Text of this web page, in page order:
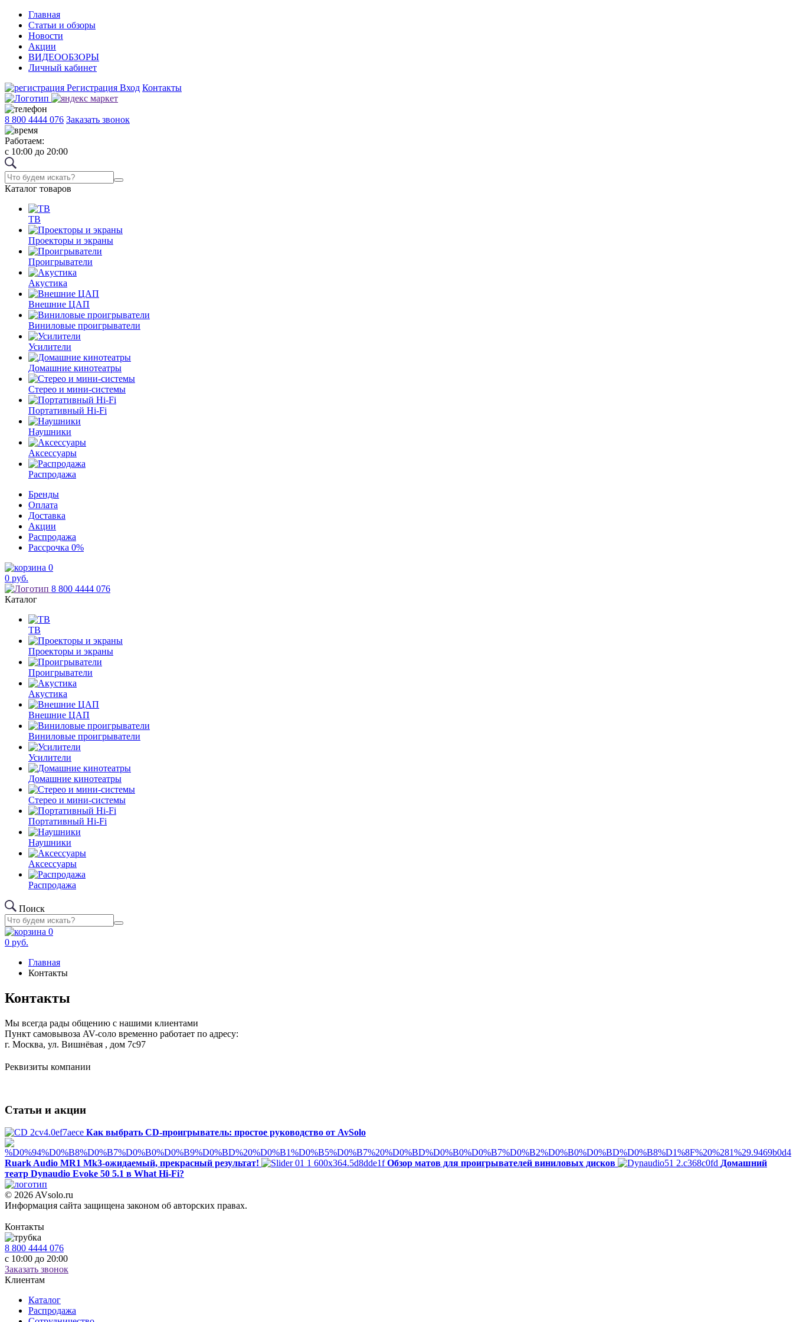
Главная
Статьи и обзоры
Новости
Акции
ВИДЕООБЗОРЫ
Личный кабинет
Регистрация Вход Контакты
8 800 4444 076 Заказать звонок
Работаем:
с 10:00 до 20:00
Каталог товаров
ТВ
Проекторы и экраны
Проигрыватели
Акустика
Внешние ЦАП
Виниловые проигрыватели
Усилители
Домашние кинотеатры
Стерео и мини-системы
Портативный Hi-Fi
Наушники
Аксессуары
Распродажа
Бренды
Оплата
Доставка
Акции
Распродажа
Рассрочка 0%
0
0 руб.
8 800 4444 076
Каталог
ТВ
Проекторы и экраны
Проигрыватели
Акустика
Внешние ЦАП
Виниловые проигрыватели
Усилители
Домашние кинотеатры
Стерео и мини-системы
Портативный Hi-Fi
Наушники
Аксессуары
Распродажа
Поиск
0
0 руб.
Главная
Контакты
Контакты
Мы всегда рады общению с нашими клиентами
Пункт самовывоза AV-соло временно работает по адресу:
г. Москва, ул. Вишнёвая , дом 7с97
Реквизиты компании
Статьи и акции
Как выбрать CD-проигрыватель: простое руководство от AvSolo
Ruark Audio MR1 Mk3-ожидаемый, прекрасный результат! Обзор матов для проигрывателей виниловых дисков
Домашний
театр Dynaudio Evoke 50 5.1 в What Hi-Fi?
© 2026 AVsolo.ru
Информация сайта защищена законом об авторских правах.
Контакты
8 800 4444 076
с 10:00 до 20:00
Заказать звонок
Клиентам
Каталог
Распродажа